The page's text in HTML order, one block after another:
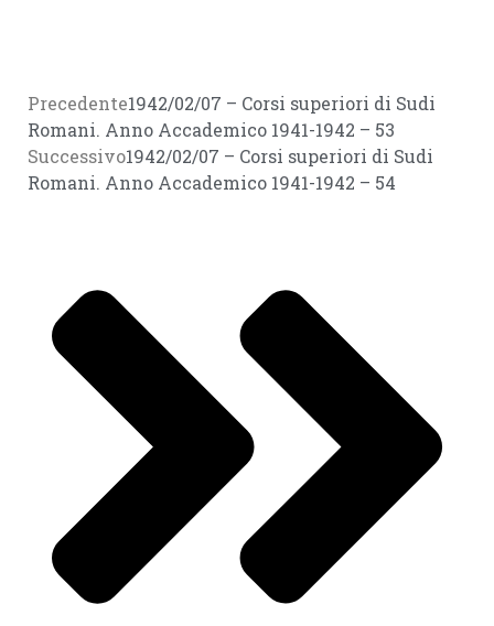
Precedente1942/02/07 – Corsi superiori di Sudi
Romani. Anno Accademico 1941-1942 – 53
Successivo1942/02/07 – Corsi superiori di Sudi
Romani. Anno Accademico 1941-1942 – 54